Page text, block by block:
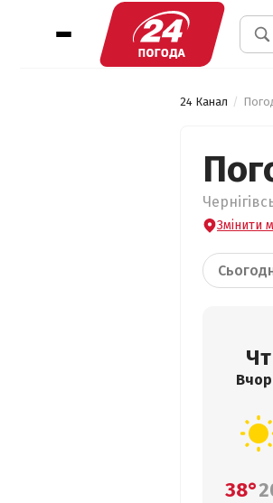
24 Канал
Змінити
Чт
38°